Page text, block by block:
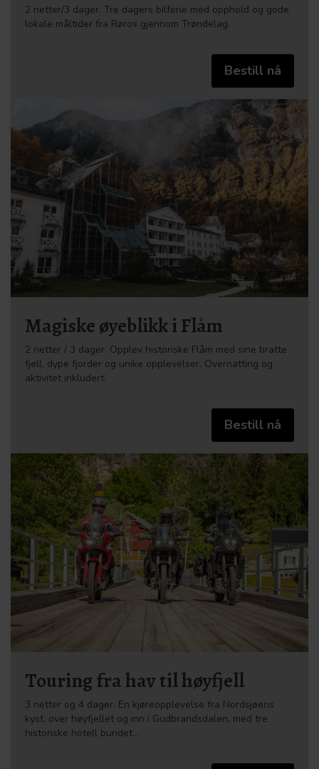
2 netter/3 dager. Tre dagers bilferie med opphold og gode
lokale måltider fra Røros gjennom Trøndelag.
Bestill nå
Magiske øyeblikk i Flåm
2 netter / 3 dager. Opplev historiske Flåm med sine bratte
fjell, dype fjorder og unike opplevelser. Overnatting og
aktivitet inkludert.
Bestill nå
Touring fra hav til høyfjell
3 netter og 4 dager. En kjøreopplevelse fra Nordsjøens
kyst, over høyfjellet og inn i Gudbrandsdalen, med tre
historiske hotell bundet…